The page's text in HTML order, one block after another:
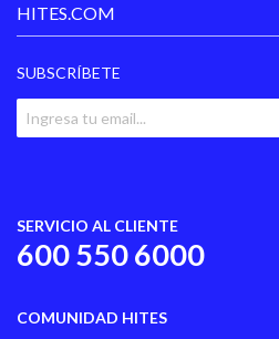
HITES.COM
SUBSCRÍBETE
SERVICIO AL CLIENTE
600 550 6000
COMUNIDAD HITES